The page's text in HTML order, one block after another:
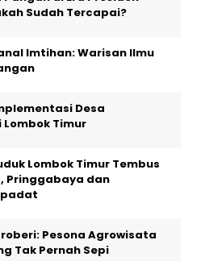
Sudah Tercapai?
Imtihan: Warisan Ilmu
Desa
Timur
Lombok Timur Tembus
Pringgabaya dan
Pesona Agrowisata
Tak Pernah Sepi